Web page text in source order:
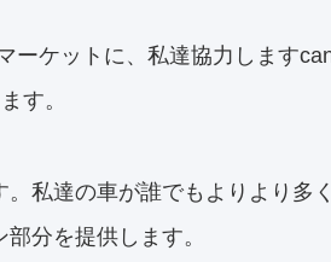
ーケットに、 私達協力します
す。
私達の車が誰でもよりより多
分を提供します。